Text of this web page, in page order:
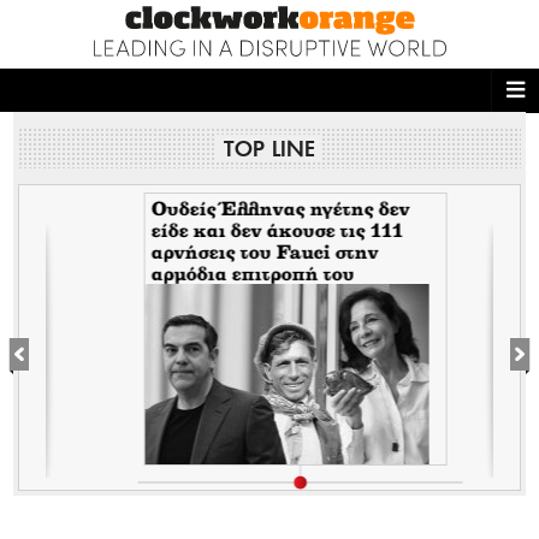
NEWS DESK
THE ONES WHO DO
MAGAZINE
TOP LINE
Ουδείς Έλληνας ηγέτης δεν
είδε και δεν άκουσε τις 111
αρνήσεις του Fauci στην
αρμόδια επιτροπή του
Κογκρέσου. Δείτε γιατί!